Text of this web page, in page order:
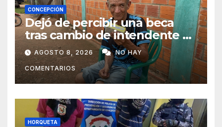
CONCEPCIÓN
Dejó de percibir una beca
tras cambio de intendente y
ahora vende caramelos para
subsistir
AGOSTO 8, 2026 NO HAY
COMENTARIOS
HORQUETA